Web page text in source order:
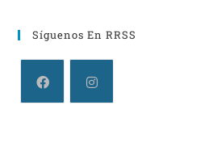
Síguenos En RRSS